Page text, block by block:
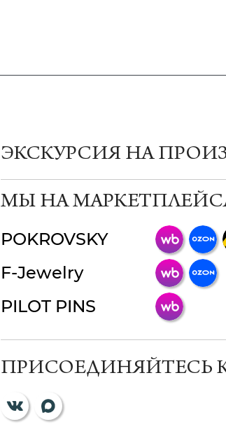
ЭКСКУРСИЯ НА
МЫ НА
POKROVSKY
F-Jewelry
PILOT PINS
ПРИСОЕДИНЯЙТЕСЬ
ChatApp
мессенджер!